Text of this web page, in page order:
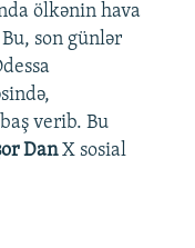
ölkənin hava
son günlər
verib. Bu
DanX sosial